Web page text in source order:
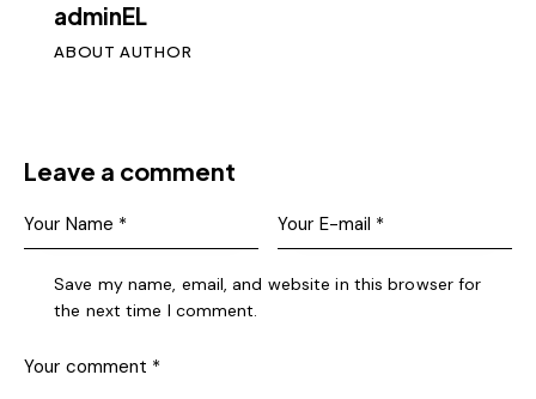
adminEL
ABOUT AUTHOR
Leave a comment
Save my name, email, and website in this browser for
the next time I comment.